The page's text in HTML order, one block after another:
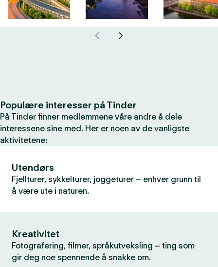
Populære interesser på Tinder
På Tinder finner medlemmene våre andre å dele
interessene sine med. Her er noen av de vanligste
aktivitetene:
Utendørs
Fjellturer, sykkelturer, joggeturer – enhver grunn til
å være ute i naturen.
Kreativitet
Fotografering, filmer, språkutveksling – ting som
gir deg noe spennende å snakke om.